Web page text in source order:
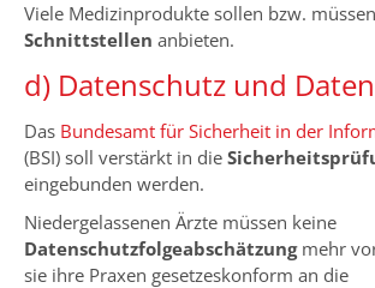
Viele Medizinprodukte sollen bzw.
Schnittstellen anbieten.
d) Datenschutz und
Das Bundesamt für Sicherheit in der
(BSI) soll verstärkt in die
eingebunden werden.
Niedergelassenen Ärzte müssen keine
Datenschutzfolgeabschätzungmehr
sie ihre Praxen gesetzeskonform an die